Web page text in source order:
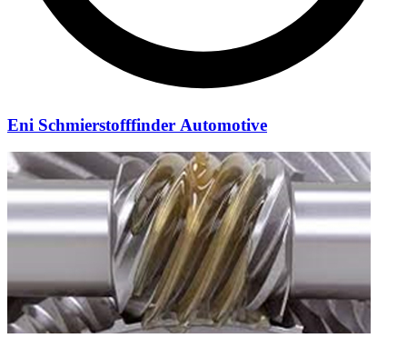
Eni Schmierstofffinder Automotive